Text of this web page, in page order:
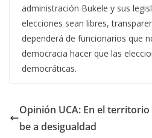
administración Bukele y sus
elecciones sean libres,
dependerá de funcionarios que
democracia hacer que las
democráticas.
Opinión UCA: En el
be a desigualdad